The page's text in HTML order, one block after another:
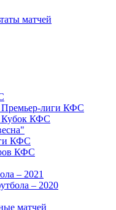
матчей
Премьер-лиги КФС
Кубок КФС
КФС
КФС
– 2021
– 2020
матчей